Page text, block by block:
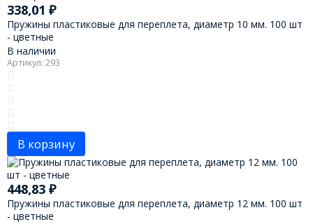
338,01 ₽
Пружины пластиковые для переплета, диаметр 10 мм. 100 шт
- цветные
В наличии
Артикул: 293
В корзину
448,83 ₽
Пружины пластиковые для переплета, диаметр 12 мм. 100 шт
- цветные